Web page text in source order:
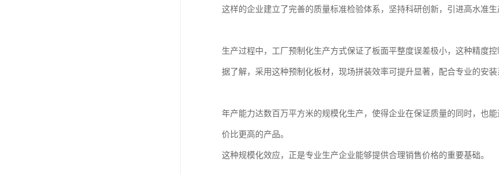
这样的企业建立了完善的质量标准检验体系，坚持科研创新，引进高水准生
生产过程中，工厂预制化生产方式保证了板面平整度误差极小，这种精度
据了解，采用这种预制化板材，现场拼装效率可提升显著，配合专业的安装
年产能力达数百万平方米的规模化生产，使得企业在保证质量的同时，也
价比更高的产品。
这种规模化效应，正是专业生产企业能够提供合理销售价格的重要基础。